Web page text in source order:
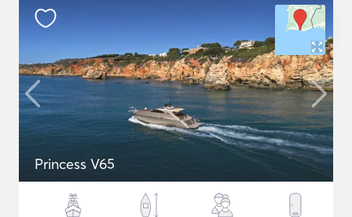
Princess V65